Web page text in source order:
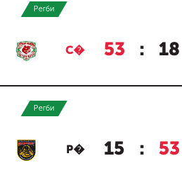
Регби
С� 53 : 18
Регби
Р� 15 : 53